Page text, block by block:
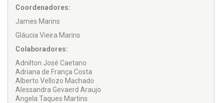
EXIGIBILIDADE DO CRÉDITO TRIBUTÁRIO NAS
NAS AÇÕES CONTRA A FAZENDA PÚBLICA EM
MATÉRIA TRIBUTÁRIA
A ANTECIPAÇÃO DA TUTELA NO PROCESSO
TRIBUTÁRIO
O DESTINATÁRIO EFETIVO DA TRIBUTAÇÃO E OS
MECANISMOS PARA PROTEÇÃO DO SEU PRODUTO
Coordenadores:
James Marins
Gláucia Vieira Marins
Colaboradores:
Adnilton José Caetano
Adriana de França Costa
Alberto Vellozo Machado
Alessandra Gevaerd Araujo
Angela Taques Martins